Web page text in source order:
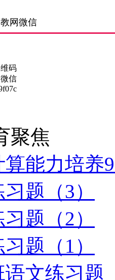
网微信
码
信
聚焦
能力培养
题（3）
题（2）
题（1）
文练习题